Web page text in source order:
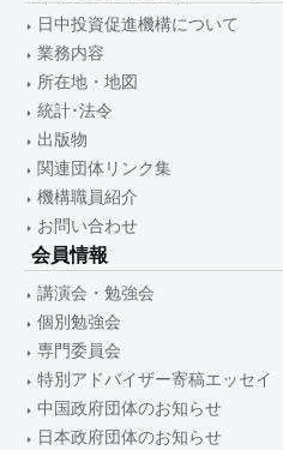
日中投資促進機構について
業務内容
所在地・地図
統計･法令
出版物
関連団体リンク集
機構職員紹介
お問い合わせ
会員情報
講演会・勉強会
個別勉強会
専門委員会
特別アドバイザー寄稿エッセイ
中国政府団体のお知らせ
日本政府団体のお知らせ